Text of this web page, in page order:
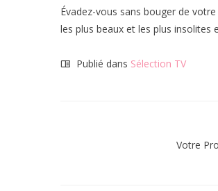
Évadez-vous sans bouger de
les plus beaux et les plus insolites
Publié dans Sélection TV
Votre